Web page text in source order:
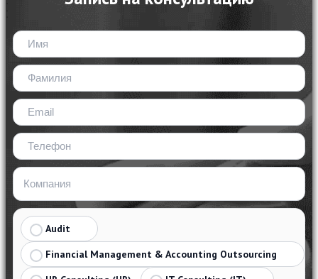
Audit
Financial Management & Accounting Outsourcing